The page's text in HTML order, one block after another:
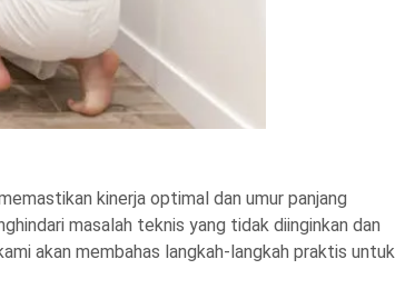
kinerja optimal dan umur panjang
masalah teknis yang tidak diinginkan dan
akan membahas langkah-langkah praktis untuk